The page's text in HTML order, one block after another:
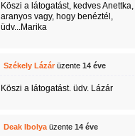
Köszi a látogatást, kedves Anettka,
aranyos vagy, hogy benéztél,
üdv...Marika
Székely Lázárüzente 14 éve
Köszi a látogatást. üdv. Lázár
Deak Ibolyaüzente 14 éve